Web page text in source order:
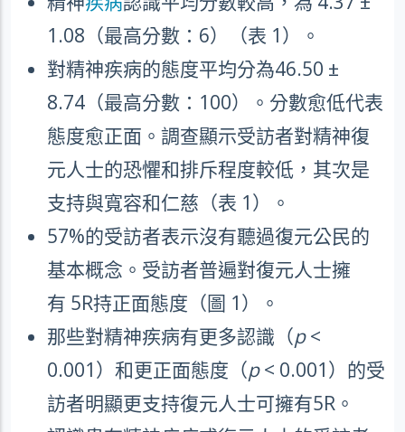
1.08 （最高分數： 6）（表 1）。
對精神疾病的態度平均分為46.50 ±
8.74 （最高分數： 100）。分數愈低代表
態度愈正面。調查顯示受訪者對精神復
元人士的恐懼和排斥程度較低，其次是
支持與寬容和仁慈（表 1）。
57%的受訪者表示沒有聽過復元公民的
基本概念。受訪者普遍對復元人士擁
有 5R持正面態度（圖 1）。
那些對精神疾病有更多認識（p<
0.001）和更正面態度（p< 0.001）的受
訪者明顯更支持復元人士可擁有5R 。